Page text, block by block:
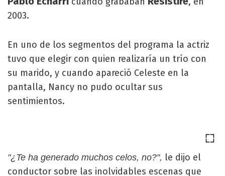
2003.
En uno de los segmentos del programa la actriz
tuvo que elegir con quien realizaría un trío con
su marido, y cuando apareció Celeste en la
pantalla, Nancy no pudo ocultar sus
sentimientos.
"¿Te ha generado muchos celos, no?", le dijo el
conductor sobre las inolvidables escenas que